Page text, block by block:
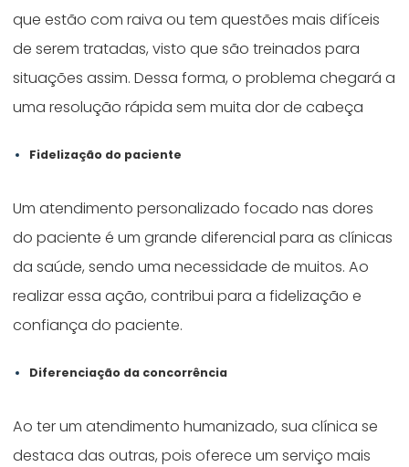
que estão com raiva ou tem questões mais difíceis
de serem tratadas, visto que são treinados para
situações assim. Dessa forma, o problema chegará a
uma resolução rápida sem muita dor de cabeça
Fidelização do paciente
Um atendimento personalizado focado nas dores
do paciente é um grande diferencial para as clínicas
da saúde, sendo uma necessidade de muitos. Ao
realizar essa ação, contribui para a fidelização e
confiança do paciente.
Diferenciação da concorrência
Ao ter um atendimento humanizado, sua clínica se
destaca das outras, pois oferece um serviço mais